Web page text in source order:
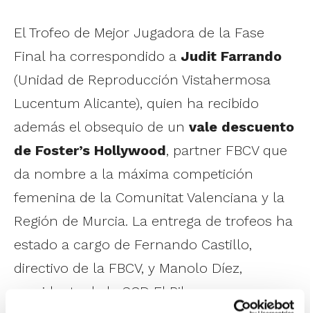
El Trofeo de Mejor Jugadora de la Fase
Final ha correspondido a Judit Farrando
(Unidad de Reproducción Vistahermosa
Lucentum Alicante), quien ha recibido
además el obsequio de un vale descuento
de Foster’s Hollywood, partner FBCV que
da nombre a la máxima competición
femenina de la Comunitat Valenciana y la
Región de Murcia. La entrega de trofeos ha
estado a cargo de Fernando Castillo,
directivo de la FBCV, y Manolo Díez,
presidente de la SCD El Pilar.